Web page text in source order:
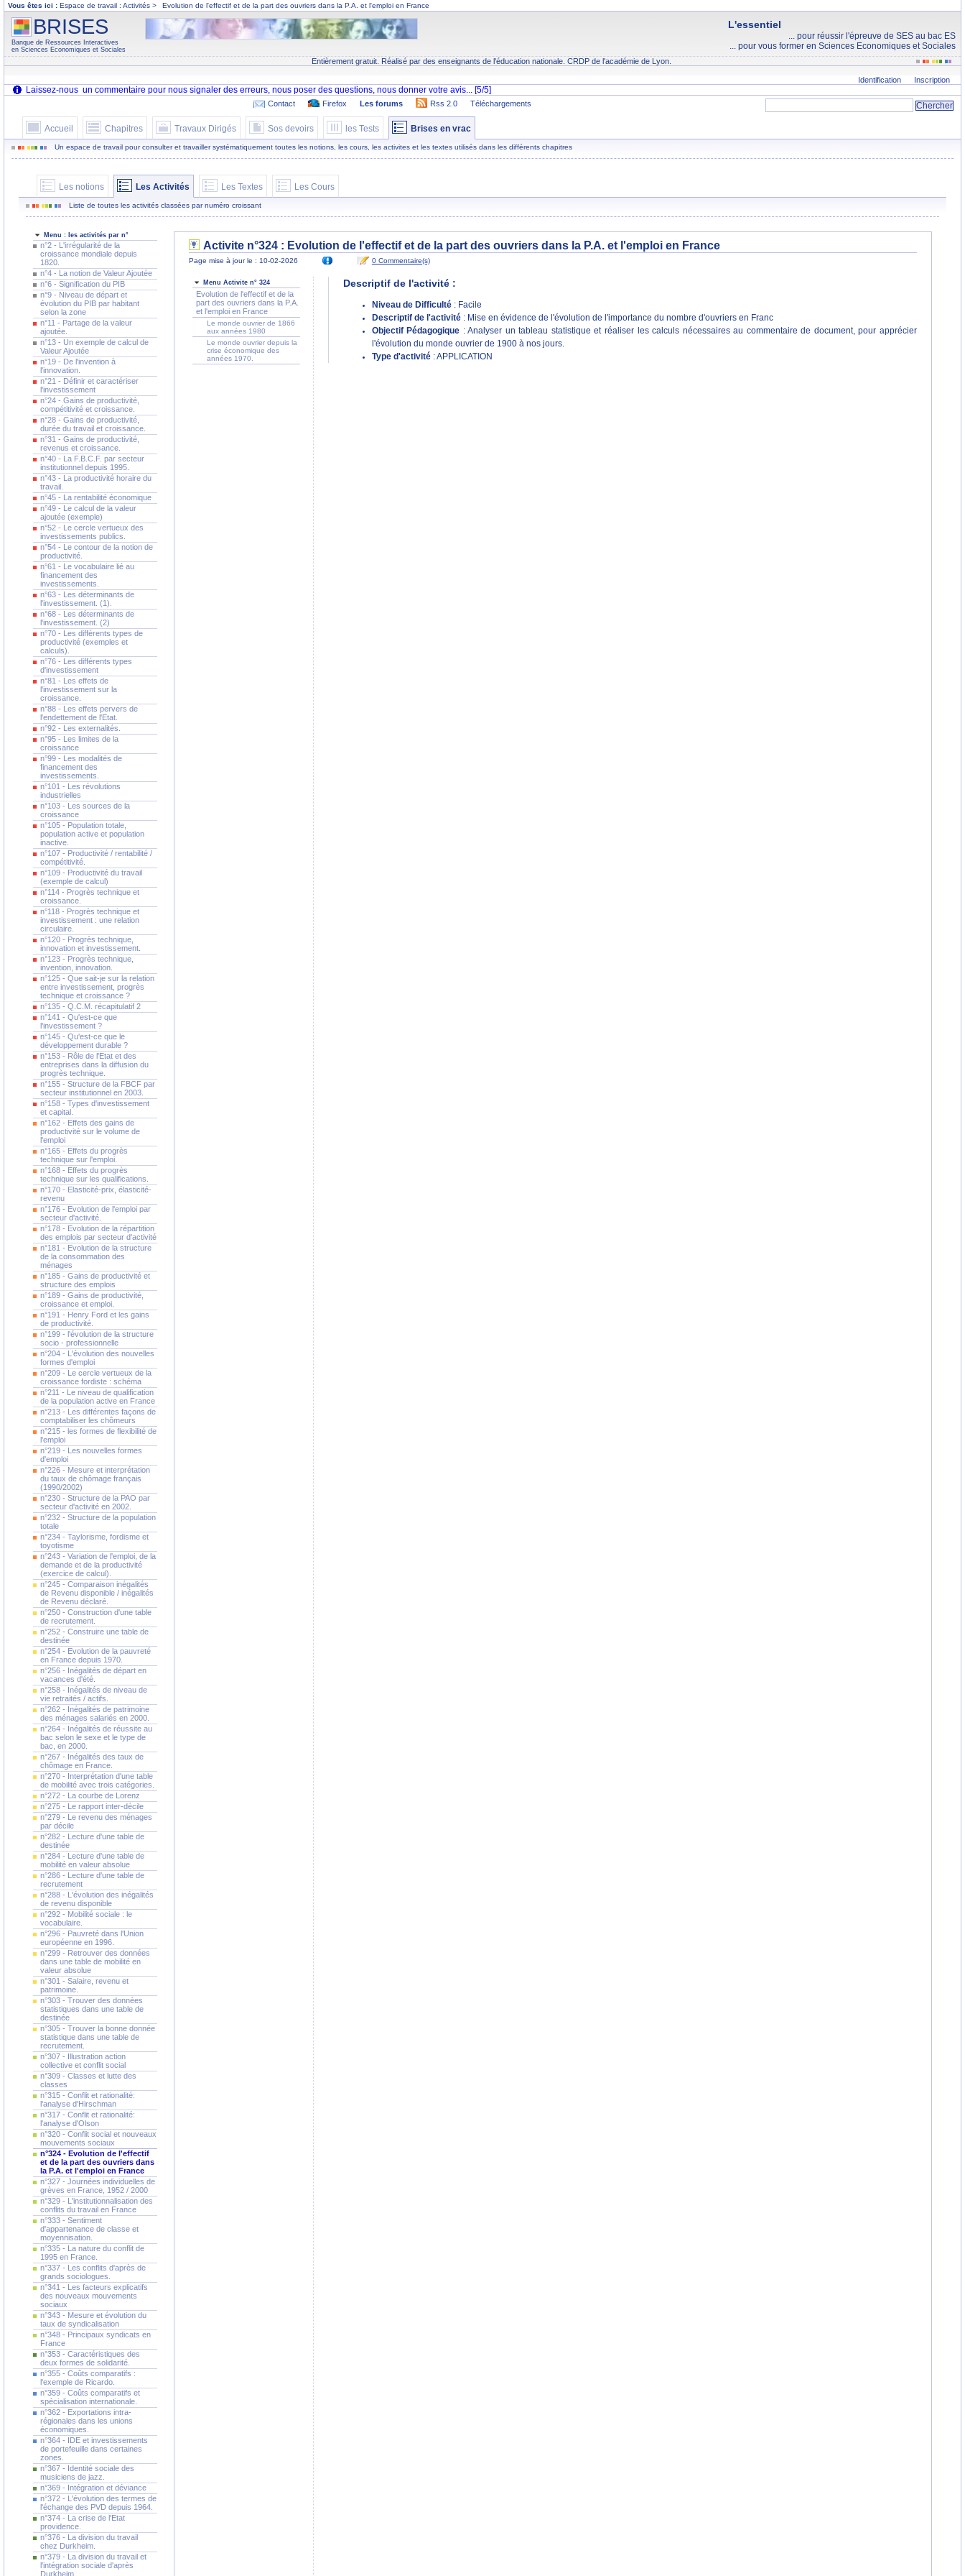
Vous êtes ici : Espace de travail : Activités > Evolution de l'effectif et de la part des ouvriers dans la P.A. et l'emploi en France
L'essentiel
... pour réussir l'épreuve de SES au bac ES
... pour vous former en Sciences Economiques et Sociales
BRISES
Banque de Ressources Interactives
en Sciences Economiques et Sociales
Entièrement gratuit. Réalisé par des enseignants de l'éducation nationale. CRDP de l'académie de Lyon.
Identification Inscription
Contact Firefox Les forums Rss 2.0 Téléchargements
Accueil Chapitres Travaux Dirigés Sos devoirs les Tests Brises en vrac
Un espace de travail pour consulter et travailler systématiquement toutes les notions, les cours, les activites et les textes utilisés dans les différents chapitres
Les notions Les Activités Les Textes Les Cours
Liste de toutes les activités classées par numéro croissant
Menu : les activités par n°
n°2 - L'irrégularité de la
croissance mondiale depuis
1820.
n°4 - La notion de Valeur Ajoutée
n°6 - Signification du PIB
n°9 - Niveau de départ et
évolution du PIB par habitant
selon la zone
n°11 - Partage de la valeur
ajoutée.
n°13 - Un exemple de calcul de
Valeur Ajoutée
n°19 - De l'invention à
l'innovation.
n°21 - Définir et caractériser
l'investissement
n°24 - Gains de productivité,
compétitivité et croissance.
n°28 - Gains de productivité,
durée du travail et croissance.
n°31 - Gains de productivité,
revenus et croissance.
n°40 - La F.B.C.F. par secteur
institutionnel depuis 1995.
n°43 - La productivité horaire du
travail.
n°45 - La rentabilité économique
n°49 - Le calcul de la valeur
ajoutée (exemple)
n°52 - Le cercle vertueux des
investissements publics.
n°54 - Le contour de la notion de
productivité.
n°61 - Le vocabulaire lié au
financement des
investissements.
n°63 - Les déterminants de
l'investissement. (1).
n°68 - Les déterminants de
l'investissement. (2)
n°70 - Les différents types de
productivité (exemples et
calculs).
n°76 - Les différents types
d'investissement
n°81 - Les effets de
l'investissement sur la
croissance.
n°88 - Les effets pervers de
l'endettement de l'Etat.
n°92 - Les externalités.
n°95 - Les limites de la
croissance
n°99 - Les modalités de
financement des
investissements.
n°101 - Les révolutions
industrielles
n°103 - Les sources de la
croissance
n°105 - Population totale,
population active et population
inactive.
n°107 - Productivité / rentabilité /
compétitivité.
n°109 - Productivité du travail
(exemple de calcul)
n°114 - Progrès technique et
croissance.
n°118 - Progrès technique et
investissement : une relation
circulaire.
n°120 - Progrès technique,
innovation et investissement.
n°123 - Progrès technique,
invention, innovation.
n°125 - Que sait-je sur la relation
entre investissement, progrès
technique et croissance ?
n°135 - Q.C.M. récapitulatif 2
n°141 - Qu'est-ce que
l'investissement ?
n°145 - Qu'est-ce que le
développement durable ?
n°153 - Rôle de l'Etat et des
entreprises dans la diffusion du
progrès technique.
n°155 - Structure de la FBCF par
secteur institutionnel en 2003.
n°158 - Types d'investissement
et capital.
n°162 - Effets des gains de
productivité sur le volume de
l'emploi
n°165 - Effets du progrès
technique sur l'emploi.
n°168 - Effets du progrès
technique sur les qualifications.
n°170 - Elasticité-prix, élasticité-
revenu
n°176 - Evolution de l'emploi par
secteur d'activité.
n°178 - Evolution de la répartition
des emplois par secteur d'activité
n°181 - Evolution de la structure
de la consommation des
ménages
n°185 - Gains de productivité et
structure des emplois
n°189 - Gains de productivité,
croissance et emploi.
n°191 - Henry Ford et les gains
de productivité.
n°199 - l'évolution de la structure
socio - professionnelle
n°204 - L'évolution des nouvelles
formes d'emploi
n°209 - Le cercle vertueux de la
croissance fordiste : schéma
n°211 - Le niveau de qualification
de la population active en France
n°213 - Les différentes façons de
comptabiliser les chômeurs
n°215 - les formes de flexibilité de
l'emploi
n°219 - Les nouvelles formes
d'emploi
n°226 - Mesure et interprétation
du taux de chômage français
(1990/2002)
n°230 - Structure de la PAO par
secteur d'activité en 2002.
n°232 - Structure de la population
totale
n°234 - Taylorisme, fordisme et
toyotisme
n°243 - Variation de l'emploi, de la
demande et de la productivité
(exercice de calcul).
n°245 - Comparaison inégalités
de Revenu disponible / inégalités
de Revenu déclaré.
n°250 - Construction d'une table
de recrutement.
n°252 - Construire une table de
destinée
n°254 - Evolution de la pauvreté
en France depuis 1970.
n°256 - Inégalités de départ en
vacances d'été.
n°258 - Inégalités de niveau de
vie retraités / actifs.
n°262 - Inégalités de patrimoine
des ménages salariés en 2000.
n°264 - Inégalités de réussite au
bac selon le sexe et le type de
bac, en 2000.
n°267 - Inégalités des taux de
chômage en France.
n°270 - Interprétation d'une table
de mobilité avec trois catégories.
n°272 - La courbe de Lorenz
n°275 - Le rapport inter-décile
n°279 - Le revenu des ménages
par décile
n°282 - Lecture d'une table de
destinée
n°284 - Lecture d'une table de
mobilité en valeur absolue
n°286 - Lecture d'une table de
recrutement
n°288 - L'évolution des inégalités
de revenu disponible
n°292 - Mobilité sociale : le
vocabulaire.
n°296 - Pauvreté dans l'Union
européenne en 1996.
n°299 - Retrouver des données
dans une table de mobilité en
valeur absolue
n°301 - Salaire, revenu et
patrimoine.
n°303 - Trouver des données
statistiques dans une table de
destinée
n°305 - Trouver la bonne donnée
statistique dans une table de
recrutement.
n°307 - Illustration action
collective et conflit social
n°309 - Classes et lutte des
classes
n°315 - Conflit et rationalité:
l'analyse d'Hirschman
n°317 - Conflit et rationalité:
l'analyse d'Olson
n°320 - Conflit social et nouveaux
mouvements sociaux
n°324 - Evolution de l'effectif
et de la part des ouvriers dans
la P.A. et l'emploi en France
n°327 - Journées individuelles de
grèves en France, 1952 / 2000
n°329 - L'institutionnalisation des
conflits du travail en France
n°333 - Sentiment
d'appartenance de classe et
moyennisation.
n°335 - La nature du conflit de
1995 en France.
n°337 - Les conflits d'après de
grands sociologues.
n°341 - Les facteurs explicatifs
des nouveaux mouvements
sociaux
n°343 - Mesure et évolution du
taux de syndicalisation
n°348 - Principaux syndicats en
France
n°353 - Caractéristiques des
deux formes de solidarité.
n°355 - Coûts comparatifs :
l'exemple de Ricardo.
n°359 - Coûts comparatifs et
spécialisation internationale.
n°362 - Exportations intra-
régionales dans les unions
économiques.
n°364 - IDE et investissements
de portefeuille dans certaines
zones.
n°367 - Identité sociale des
musiciens de jazz.
n°369 - Intégration et déviance
n°372 - L'évolution des termes de
l'échange des PVD depuis 1964.
n°374 - La crise de l'Etat
providence.
n°376 - La division du travail
chez Durkheim.
n°379 - La division du travail et
l'intégration sociale d'après
Durkheim.
Activite n°324 : Evolution de l'effectif et de la part des ouvriers dans la P.A. et l'emploi en France
Page mise à jour le : 10-02-2026 0 Commentaire(s)
Menu Activite n° 324
Evolution de l'effectif et de la
part des ouvriers dans la P.A.
et l'emploi en France
Le monde ouvrier de 1866
aux années 1980
Le monde ouvrier depuis la
crise économique des
années 1970.
Descriptif de l'activité :
Niveau de Difficulté : Facile
Descriptif de l'activité : Mise en évidence de l'évolution de l'importance du nombre d'ouvriers en Franc
Objectif Pédagogique : Analyser un tableau statistique et réaliser les calculs nécessaires au commentaire de document, pour apprécier
l'évolution du monde ouvrier de 1900 à nos jours.
Type d'activité : APPLICATION